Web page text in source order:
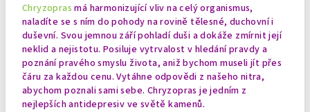
Chryzoprasmá harmonizující vliv na celý organismus,
naladíte se s ním do pohody na rovině tělesné, duchovní i
duševní. Svou jemnou září pohladí duši a dokáže zmírnit její
neklid a nejistotu. Posiluje vytrvalost v hledání pravdy a
poznání pravého smyslu života, aniž bychom museli jít přes
čáru za každou cenu. Vytáhne odpovědi z našeho nitra,
abychom poznali sami sebe. Chryzopras je jedním z
nejlepších antidepresiv ve světě kamenů.